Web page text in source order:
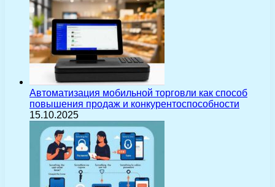
Автоматизация мобильной торговли как способ
повышения продаж и конкурентоспособности
15.10.2025